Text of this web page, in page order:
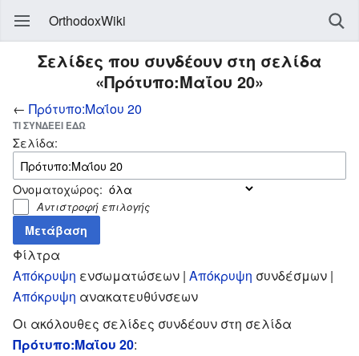
OrthodoxWiki
Σελίδες που συνδέουν στη σελίδα
«Πρότυπο:Μαΐου 20»
← Πρότυπο:Μαΐου 20
ΤΙ ΣΥΝΔΈΕΙ ΕΔΏ
Σελίδα:
Ονοματοχώρος:
Αντιστροφή επιλογής
Φίλτρα
Απόκρυψη ενσωματώσεων | Απόκρυψη συνδέσμων |
Απόκρυψη ανακατευθύνσεων
Οι ακόλουθες σελίδες συνδέουν στη σελίδα
Πρότυπο:Μαΐου 20: